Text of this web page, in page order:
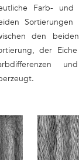
Farb- und
den
der